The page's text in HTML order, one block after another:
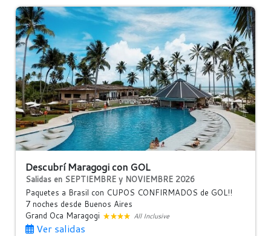
Descubrí Maragogi con GOL
Salidas en SEPTIEMBRE y NOVIEMBRE 2026
Paquetes a Brasil con CUPOS CONFIRMADOS de GOL!!
7 noches desde Buenos Aires
Grand Oca Maragogi
All Inclusive
Ver salidas